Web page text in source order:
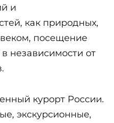
и
как природных,
посещение
независимости от
курорт России.
экскурсионные,